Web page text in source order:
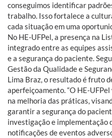
conseguimos identificar
trabalho. Isso fortalece a
cada situação em uma
No HE-UFPel, a presença na
integrado entre as equipes
e a segurança do paciente.
Gestão da Qualidade e
Lima Braz, o resultado é fruto
aperfeiçoamento. “O HE-
na melhoria das práticas,
garantir a segurança do
investigação e implementação
notificações de eventos